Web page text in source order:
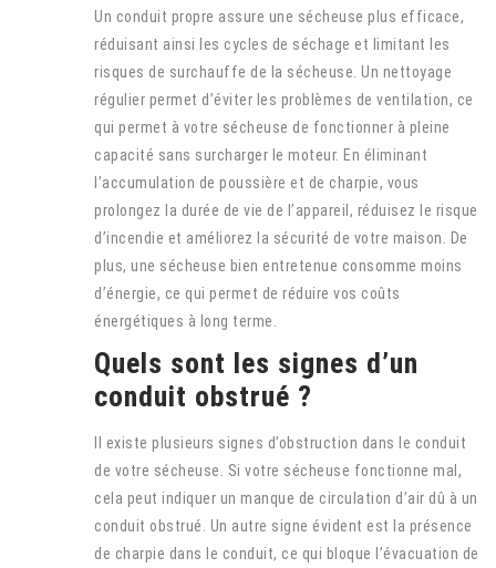
Un conduit propre assure une sécheuse plus efficace,
réduisant ainsi les cycles de séchage et limitant les
risques de surchauffe de la sécheuse. Un nettoyage
régulier permet d’éviter les problèmes de ventilation, ce
qui permet à votre sécheuse de fonctionner à pleine
capacité sans surcharger le moteur. En éliminant
l’accumulation de poussière et de charpie, vous
prolongez la durée de vie de l’appareil, réduisez le risque
d’incendie et améliorez la sécurité de votre maison. De
plus, une sécheuse bien entretenue consomme moins
d’énergie, ce qui permet de réduire vos coûts
énergétiques à long terme.
Quels sont les signes d’un
conduit obstrué ?
Il existe plusieurs signes d’obstruction dans le conduit
de votre sécheuse. Si votre sécheuse fonctionne mal,
cela peut indiquer un manque de circulation d’air dû à un
conduit obstrué. Un autre signe évident est la présence
de charpie dans le conduit, ce qui bloque l’évacuation de